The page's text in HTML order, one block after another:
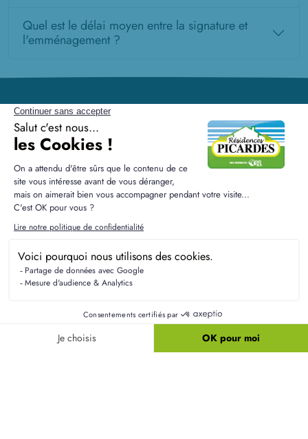
Quel est le délai moyen entre la signature et
l'emménagement ?
Résidences Picardes est le 1er constructeur régional de
Liens utiles
Nos terrains
Nos maisons + terrains